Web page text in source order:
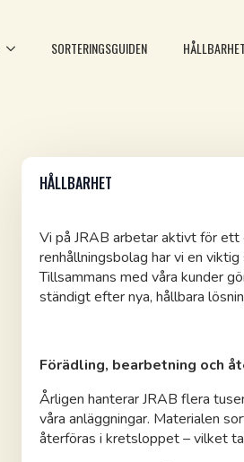
SORTERINGSGUIDEN HÅLLBARHET
HÅLLBARHET
Vi på JRAB arbetar aktivt för ett
renhållningsbolag har vi en
Tillsammans med våra kunder
ständigt efter nya, hållbara
Förädling, bearbetning och
Årligen hanterar JRAB flera
våra anläggningar. Materialen
återföras i kretsloppet – vilket